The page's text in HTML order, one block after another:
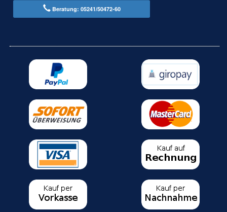
Beratung: 05241/50472-60